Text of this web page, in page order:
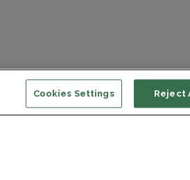
Cookies Settings Reject